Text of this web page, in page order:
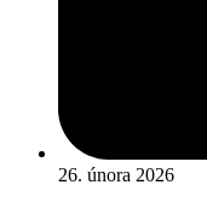
26. února 2026